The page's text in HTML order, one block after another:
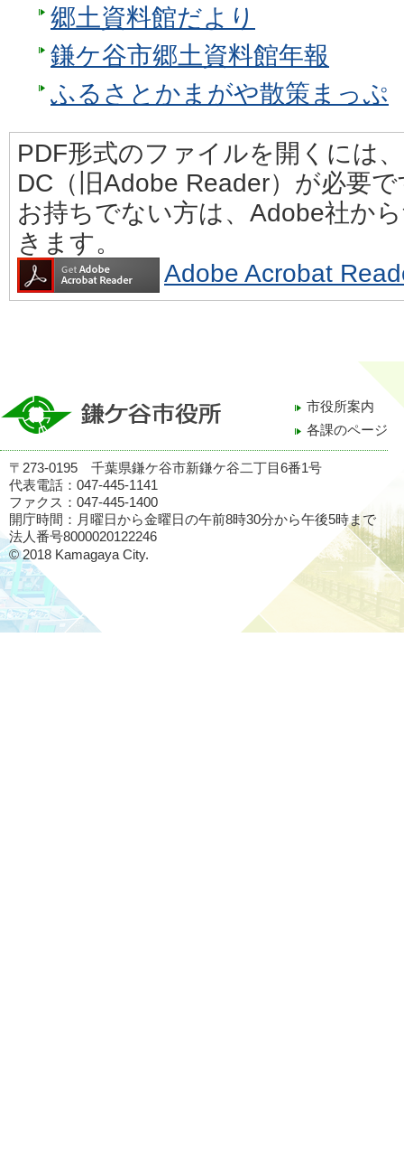
郷土資料館だより
鎌ケ谷市郷土資料館年報
ふるさとかまがや散策まっぷ
PDF形式のファイルを開くには
DC（旧Adobe Reader）が必要
お持ちでない方は、Adobe社か
きます。
Adobe Acrobat
市役所案内
各課のページ
〒273-0195 千葉県鎌ケ谷市新鎌ケ谷二丁目6番1号
代表電話：047-445-1141
ファクス：047-445-1400
開庁時間：月曜日から金曜日の午前8時30分から午後5時まで
法人番号8000020122246
© 2018 Kamagaya City.